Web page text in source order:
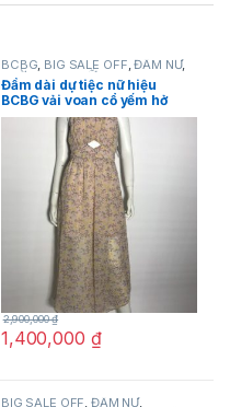
BCBG, BIG SALE OFF,ĐẦM NỮ,
THỜI TRANG NỮ
Đầm dài dự tiệc nữ hiệu
BCBG vải voan cổ yếm hở
lưng in hoa size 4 chính
1,400,000 ₫
2,900,000₫
BIG SALE OFF ,ĐẦM NỮ,